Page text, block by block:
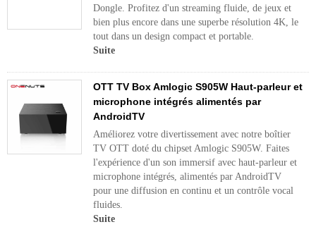
Dongle. Profitez d'un streaming fluide, de jeux et
bien plus encore dans une superbe résolution 4K, le
tout dans un design compact et portable.
Suite
OTT TV Box Amlogic S905W Haut-parleur et
microphone intégrés alimentés par
AndroidTV
Améliorez votre divertissement avec notre boîtier
TV OTT doté du chipset Amlogic S905W. Faites
l'expérience d'un son immersif avec haut-parleur et
microphone intégrés, alimentés par AndroidTV
pour une diffusion en continu et un contrôle vocal
fluides.
Suite